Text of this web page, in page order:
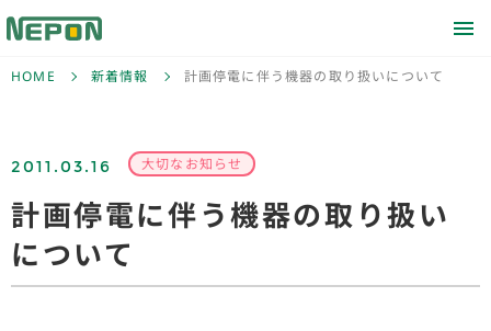
HOME 新着情報 計画停電に伴う機器の取り扱いについて
2011.03.16 大切なお知らせ
計画停電に伴う機器の取り扱い
について